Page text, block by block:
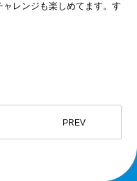
レンジも楽しめてます。す
PREV